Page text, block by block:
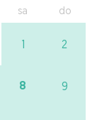
sa do
1 2
8 9